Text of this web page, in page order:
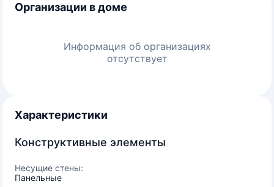
Организации в доме
Информация об организациях
отсутствует
Характеристики
Конструктивные элементы
Несущие стены:
Панельные